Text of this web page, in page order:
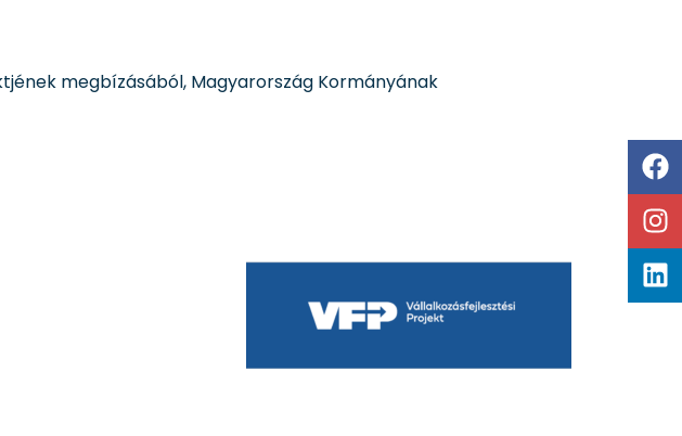
megbízásából, Magyarország Kormányának